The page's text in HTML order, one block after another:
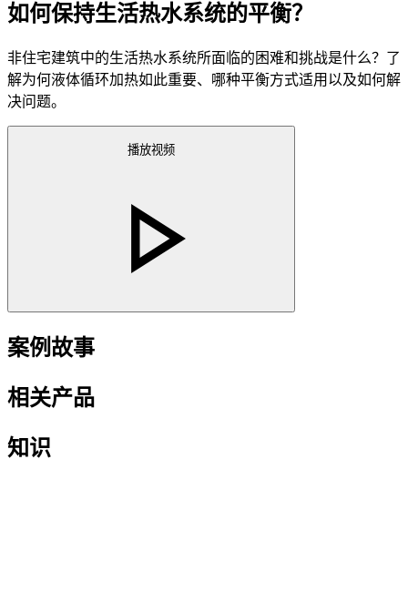
如何保持生活热水系统的平衡？
非住宅建筑中的生活热水系统所面临的困难和挑战是什么？了
解为何液体循环加热如此重要、哪种平衡方式适用以及如何解
决问题。
播放视频
案例故事
相关产品
知识